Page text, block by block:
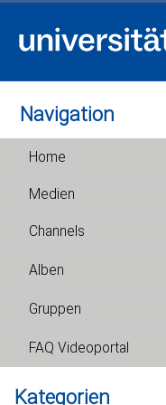
Navigation
Home
Medien
Channels
Alben
Gruppen
FAQ Videoportal
Kategorien